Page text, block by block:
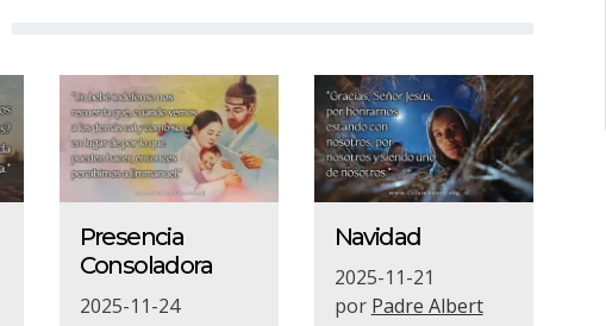
Presencia
Consoladora
2025-11-24
Navidad
2025-11-21
por Padre Albert